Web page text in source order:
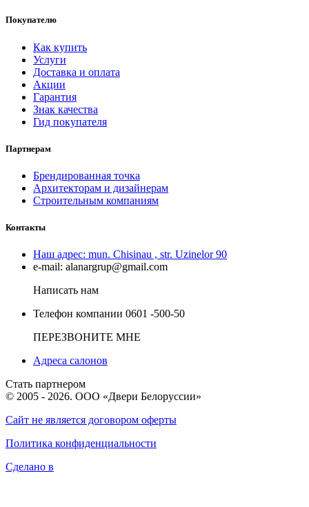
Покупателю
Как купить
Услуги
Доставка и оплата
Акции
Гарантия
Знак качества
Гид покупателя
Партнерам
Брендированная точка
Архитекторам и дизайнерам
Строительным компаниям
Контакты
Наш адрес: mun. Chisinau , str. Uzinelor 90
e-mail: alanargrup@gmail.com
Написать нам
Телефон компании 0601 -500-50
ПЕРЕЗВОНИТЕ МНЕ
Адреса салонов
Стать партнером
© 2005 - 2026. ООО «Двери Белоруссии»
Сайт не является договором оферты
Политика конфиденциальности
Сделано в